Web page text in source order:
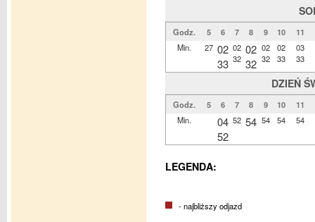
Godz. 5 6 7 8 9 10 11
Min.
27 02
33
02
32
02
32
02
32
02
33
03
33
DZIEŃ
Godz. 5 6 7 8 9 10 11
Min.
04
52
52 54 54 54 54
LEGENDA:
- najbliższy odjazd